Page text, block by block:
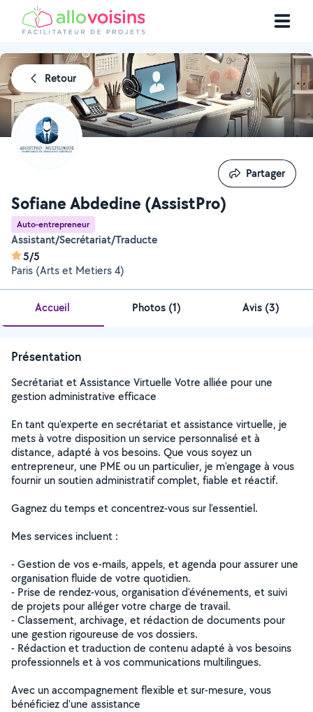
Retour
Sofiane Abdedine (AssistPro)
Auto-entrepreneur
Assistant/Secrétariat/Traducte
5/5
Paris (Arts et Metiers 4)
Partager
Partager
Accueil Photos (1) Avis (3)
Présentation
Secrétariat et Assistance Virtuelle Votre alliée pour une
gestion administrative efficace
En tant qu'experte en secrétariat et assistance virtuelle, je
mets à votre disposition un service personnalisé et à
distance, adapté à vos besoins. Que vous soyez un
entrepreneur, une PME ou un particulier, je m'engage à vous
fournir un soutien administratif complet, fiable et réactif.
Gagnez du temps et concentrez-vous sur l'essentiel.
Mes services incluent :
- Gestion de vos e-mails, appels, et agenda pour assurer une
organisation fluide de votre quotidien.
- Prise de rendez-vous, organisation d'événements, et suivi
de projets pour alléger votre charge de travail.
- Classement, archivage, et rédaction de documents pour
une gestion rigoureuse de vos dossiers.
- Rédaction et traduction de contenu adapté à vos besoins
professionnels et à vos communications multilingues.
Avec un accompagnement flexible et sur-mesure, vous
bénéficiez d'une assistance